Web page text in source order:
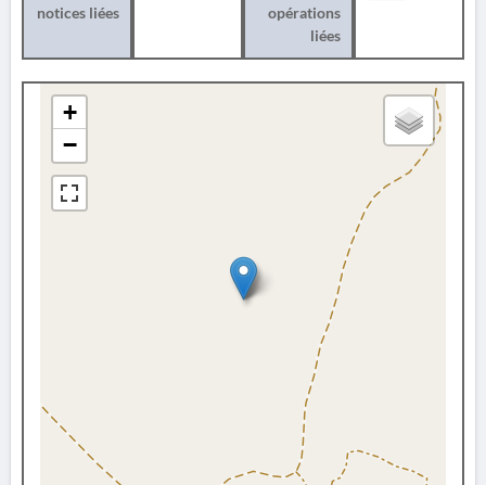
notices liées
opérations
liées
+
−